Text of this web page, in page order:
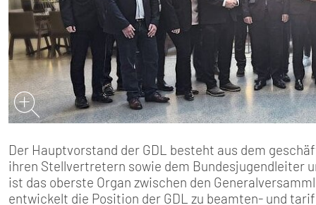
MITGLIEDSCHAFT
PRESSE
Der Hauptvorstand der GDL besteht aus dem
ihren Stellvertretern sowie dem Bundesjugendleiter
ist das oberste Organ zwischen den
entwickelt die Position der GDL zu beamten- und